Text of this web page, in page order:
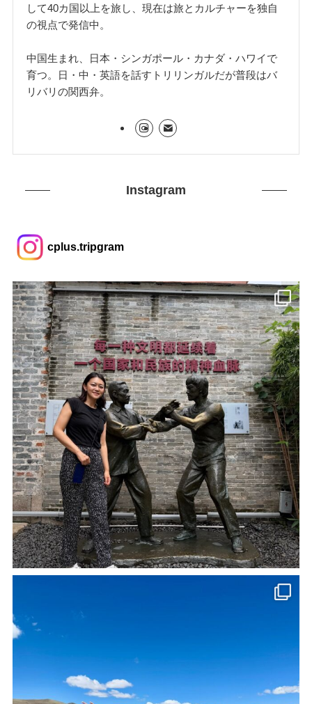
して40カ国以上を旅し、現在は旅とカルチャーを独自
の視点で発信中。
中国生まれ、日本・シンガポール・カナダ・ハワイで
育つ。日・中・英語を話すトリリンガルだが普段はバ
リバリの関西弁。
Instagram
cplus.tripgram